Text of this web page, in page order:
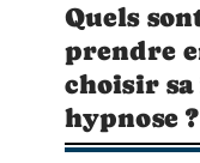
Quels
prendre
choisir
hypnose ?